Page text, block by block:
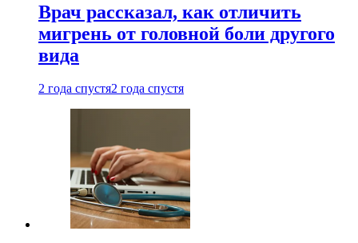
Врач рассказал, как отличить
мигрень от головной боли другого
вида
2 года спустя2 года спустя